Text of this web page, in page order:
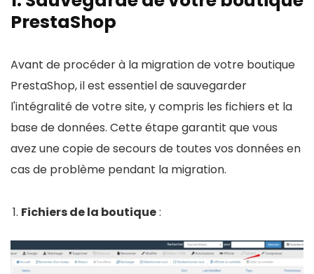
PrestaShop
Avant de procéder à la migration de votre boutique
PrestaShop, il est essentiel de sauvegarder
l'intégralité de votre site, y compris les fichiers et la
base de données. Cette étape garantit que vous
avez une copie de secours de toutes vos données en
cas de problème pendant la migration.
Fichiers de la boutique: